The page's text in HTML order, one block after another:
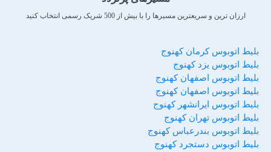
ارزان ترین و سریعترین مسیرها را با بیش از 500 شریک رسمی انتخاب کنید
بلیط اتوبوس کرمان کهنوج
بلیط اتوبوس یزد کهنوج
بلیط اتوبوس اصفهان کهنوج
بلیط اتوبوس اصفهان کهنوج
بلیط اتوبوس ایرانشهر کهنوج
بلیط اتوبوس تهران کهنوج
بلیط اتوبوس بندرعباس کهنوج
بلیط اتوبوس دستجرد کهنوج